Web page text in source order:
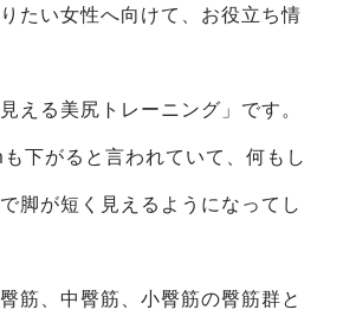
たい女性へ向けて、お役立ち情
える美尻トレーニング」です。
下がると言われていて、何もし
脚が短く見えるようになってし
筋、中臀筋、小臀筋の臀筋群と